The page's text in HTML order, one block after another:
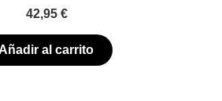
42,95 €
al carrito